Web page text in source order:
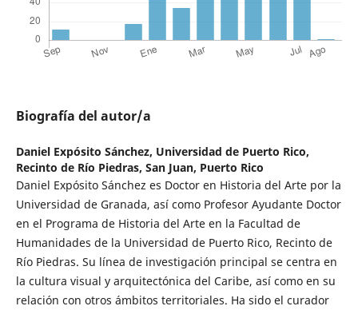
Biografía del autor/a
Daniel Expósito Sánchez, Universidad de Puerto Rico,
Recinto de Río Piedras, San Juan, Puerto Rico
Daniel Expósito Sánchez es Doctor en Historia del Arte por la
Universidad de Granada, así como Profesor Ayudante Doctor
en el Programa de Historia del Arte en la Facultad de
Humanidades de la Universidad de Puerto Rico, Recinto de
Río Piedras. Su línea de investigación principal se centra en
la cultura visual y arquitectónica del Caribe, así como en su
relación con otros ámbitos territoriales. Ha sido el curador